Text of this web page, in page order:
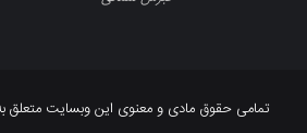
تمامی حقوق مادی و معنوی این وبسایت متعلق